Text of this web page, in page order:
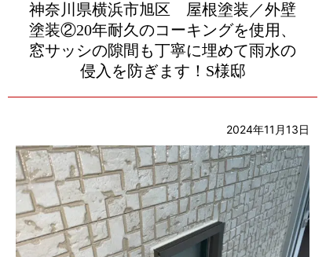
神奈川県横浜市旭区 屋根塗装／外壁
塗装②20年耐久のコーキングを使用、
窓サッシの隙間も丁寧に埋めて雨水の
侵入を防ぎます！S様邸
2024年11月13日